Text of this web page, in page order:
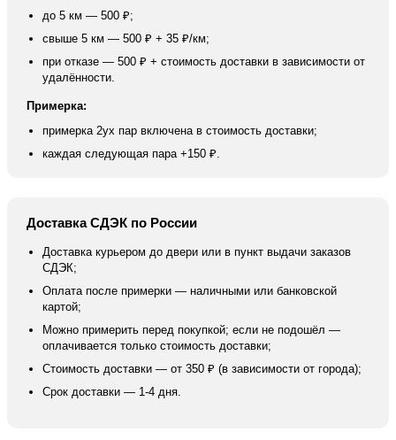
до 5 км — 500 ₽;
свыше 5 км — 500 ₽ + 35 ₽/км;
при отказе — 500 ₽ + стоимость доставки в зависимости от
удалённости.
Примерка:
примерка 2ух пар включена в стоимость доставки;
каждая следующая пара +150 ₽.
Доставка СДЭК по России
Доставка курьером до двери или в пункт выдачи заказов
СДЭК;
Оплата после примерки — наличными или банковской
картой;
Можно примерить перед покупкой; если не подошёл —
оплачивается только стоимость доставки;
Стоимость доставки — от 350 ₽ (в зависимости от города);
Срок доставки — 1-4 дня.